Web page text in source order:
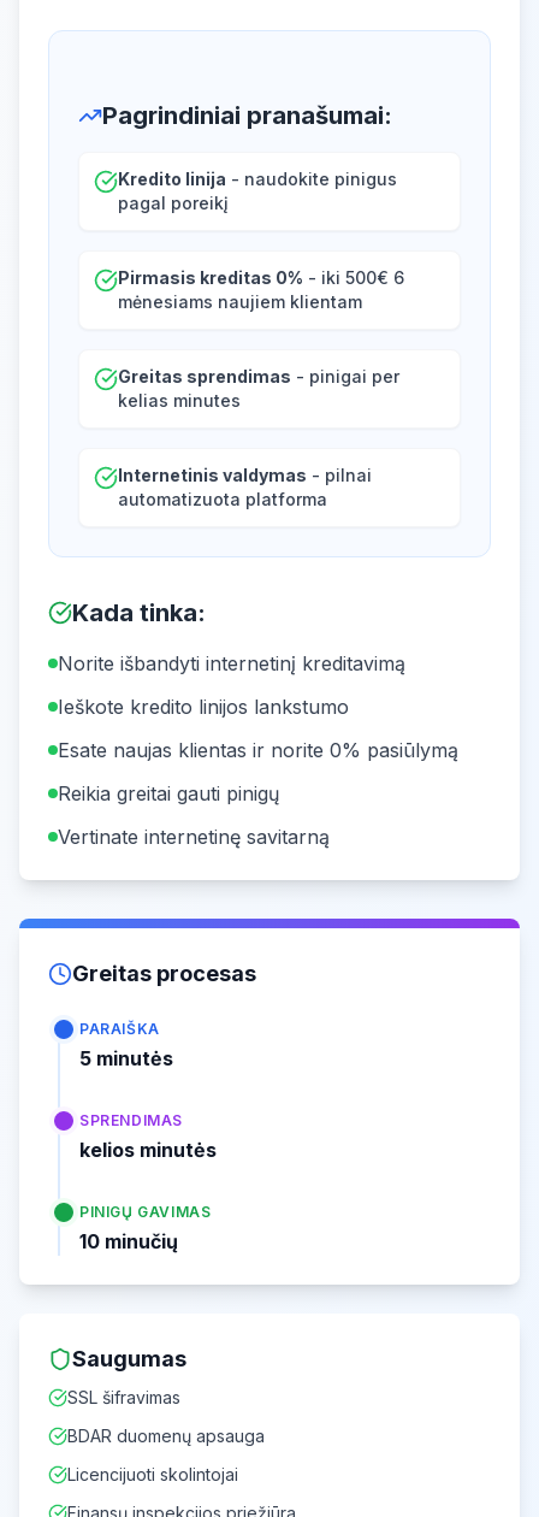
Pagrindiniai pranašumai:
Kredito linija - naudokite pinigus
pagal poreikį
Pirmasis kreditas 0% - iki 500€ 6
mėnesiams naujiem klientam
Greitas sprendimas - pinigai per
kelias minutes
Internetinis valdymas - pilnai
automatizuota platforma
Kada tinka:
Norite išbandyti internetinį kreditavimą
Ieškote kredito linijos lankstumo
Esate naujas klientas ir norite 0% pasiūlymą
Reikia greitai gauti pinigų
Vertinate internetinę savitarną
Greitas procesas
PARAIŠKA
5 minutės
SPRENDIMAS
kelios minutės
PINIGŲ GAVIMAS
10 minučių
Saugumas
SSL šifravimas
BDAR duomenų apsauga
Licencijuoti skolintojai
Finansų inspekcijos priežiūra